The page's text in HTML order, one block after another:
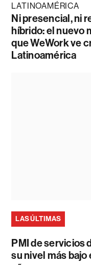
LATINOAMÉRICA
Ni presencial, ni
híbrido: el nuevo
que WeWork ve
Latinoamérica
LAS ÚLTIMAS
PMI de servicios
su nivel más bajo